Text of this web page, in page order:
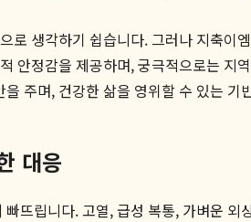
생각하기 쉽습니다. 그러나 지축
안정감을 제공하며, 궁극적으로는
주며, 건강한 삶을 영위할 수 있는 기
대응
뜨립니다. 고열, 급성 복통, 가벼운